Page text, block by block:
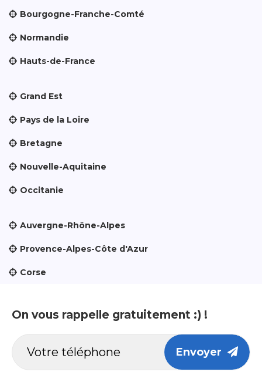
Bourgogne-Franche-Comté
Normandie
Hauts-de-France
Grand Est
Pays de la Loire
Bretagne
Nouvelle-Aquitaine
Occitanie
Auvergne-Rhône-Alpes
Provence-Alpes-Côte d'Azur
Corse
On vous rappelle gratuitement :) !
Envoyer